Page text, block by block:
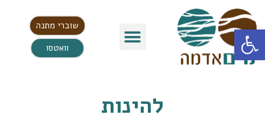
פתח סרגל נגישות
שוברי מתנה
וואטסו
להינות